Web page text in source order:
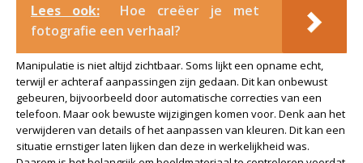
Lees ook:
Hoe creëer je met
fotografie een verhaal?
Manipulatie is niet altijd zichtbaar. Soms lijkt een opname echt,
terwijl er achteraf aanpassingen zijn gedaan. Dit kan onbewust
gebeuren, bijvoorbeeld door automatische correcties van een
telefoon. Maar ook bewuste wijzigingen komen voor. Denk aan het
verwijderen van details of het aanpassen van kleuren. Dit kan een
situatie ernstiger laten lijken dan deze in werkelijkheid was.